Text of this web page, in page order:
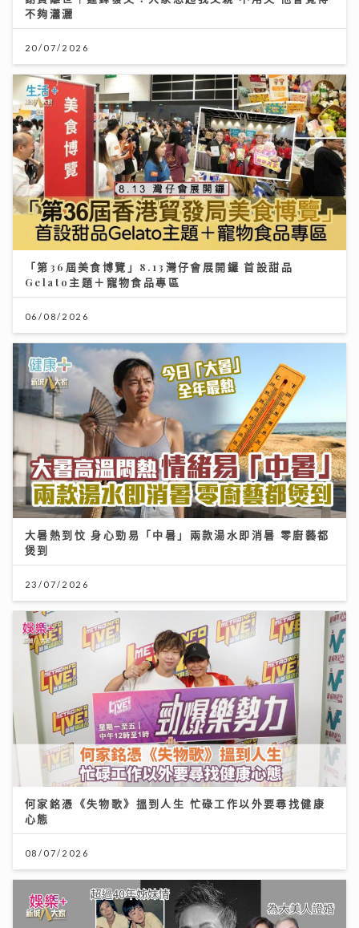
不夠瀟灑
20/07/2026
「第36屆美食博覽」8.13灣仔會展開鑼 首設甜品
Gelato主題＋寵物食品專區
06/08/2026
大暑熱到忟 身心勁易「中暑」兩款湯水即消暑 零廚藝都
煲到
23/07/2026
何家銘憑《失物歌》搵到人生 忙碌工作以外要尋找健康
心態
08/07/2026